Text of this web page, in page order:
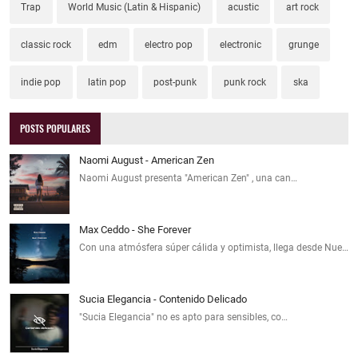
Trap World Music (Latin & Hispanic) acustic art rock
classic rock edm electro pop electronic grunge
indie pop latin pop post-punk punk rock ska
POSTS POPULARES
Naomi August - American Zen
Naomi August presenta "American Zen" , una can…
Max Ceddo - She Forever
Con una atmósfera súper cálida y optimista, llega desde Nue…
Sucia Elegancia - Contenido Delicado
"Sucia Elegancia" no es apto para sensibles, co…